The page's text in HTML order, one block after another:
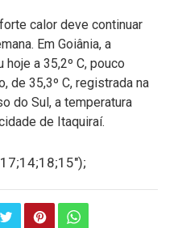
calor deve continuar
Em Goiânia, a
a 35,2º C, pouco
de 35,3º C, registrada na
do Sul, a temperatura
de Itaquiraí.